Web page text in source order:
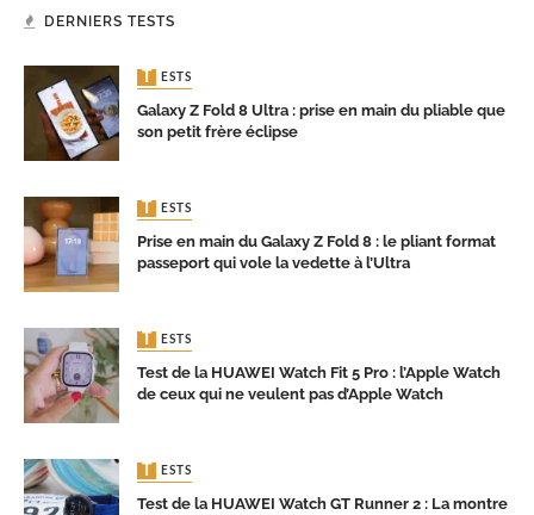
DERNIERS TESTS
TESTS
Galaxy Z Fold 8 Ultra : prise en main du pliable que
son petit frère éclipse
TESTS
Prise en main du Galaxy Z Fold 8 : le pliant format
passeport qui vole la vedette à l’Ultra
TESTS
Test de la HUAWEI Watch Fit 5 Pro : l’Apple Watch
de ceux qui ne veulent pas d’Apple Watch
TESTS
Test de la HUAWEI Watch GT Runner 2 : La montre